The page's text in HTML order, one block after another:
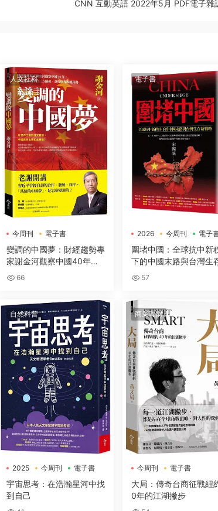
CNN 互動英語 2022年5月 PDF電子雜
人文社科
今周刊 電子書
變調的中國夢：財經趨勢專
家謝金河觀察中國40年，
深度解讀美中台三方關係，
66
電子書
2026 今周刊 電子
圍堵中國：全球抗中新
下的中國末路與台灣生
戰略
57
自然科普
2025 今周刊 電子書
宇宙思考：在浩瀚星河中找
到自己
商業理財
今周刊 電子書
大局：傳奇台商征戰紐
0年的江湖撇步